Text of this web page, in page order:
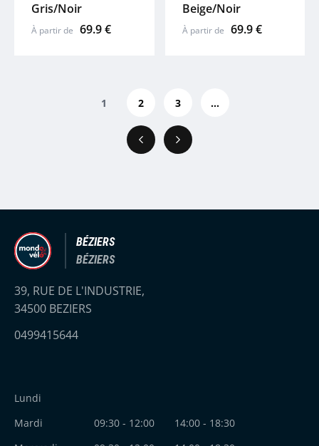
Gris/Noir
À partir de 69.9 €
Beige/Noir
À partir de 69.9 €
Précédent
1 2 3 ...
Suivant
BÉZIERS
BÉZIERS
39, RUE DE L'INDUSTRIE,
34500 BEZIERS
0499415644
Lundi
Mardi
09:30 - 12:00
14:00 - 18:30